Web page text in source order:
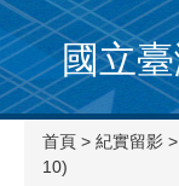
國立
首頁 > 紀實留影 >
10)